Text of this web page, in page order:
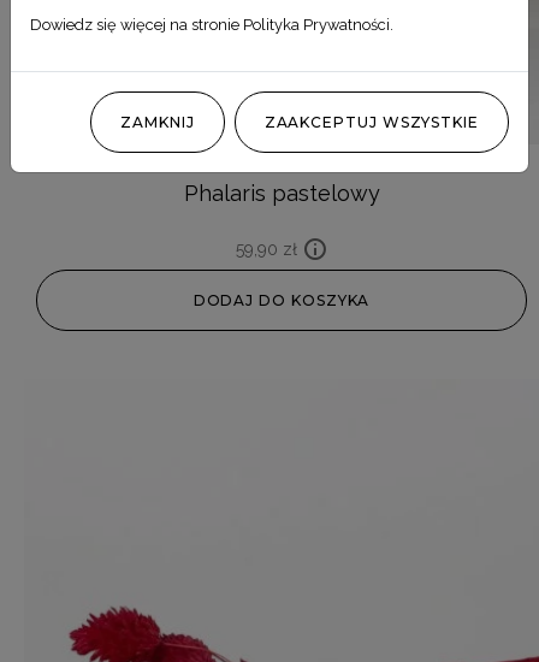
Phalaris pastelowy
59,90 zł
DODAJ DO KOSZYKA
Dowiedz się więcej na stronie Polityka Prywatności.
ZAMKNIJ ZAAKCEPTUJ WSZYSTKIE